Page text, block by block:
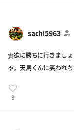
sachi5963
貪欲に勝ちに行きまし
ゃ。天馬くんに笑われ
9